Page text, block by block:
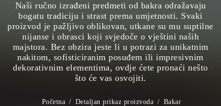
Naši ručno izrađeni predmeti od bakra odražavaju
bogatu tradiciju i strast prema umjetnosti. Svaki
proizvod je pažljivo oblikovan, utkane su mu suptilne
nijanse i obrasci koji svjedoče o vještini naših
majstora. Bez obzira jeste li u potrazi za unikatnim
nakitom, sofisticiranim posuđem ili impresivnim
dekorativnim elementima, ovdje ćete pronaći nešto
što će vas osvojiti.
Početna Detaljan prikaz proizvoda
Bakar